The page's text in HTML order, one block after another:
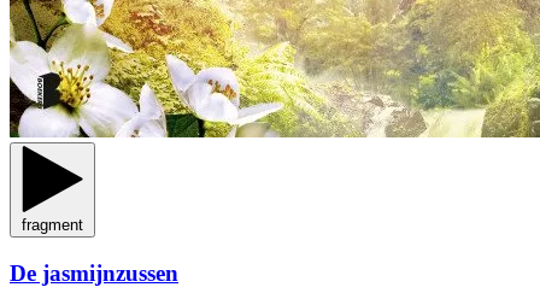
fragment
De jasmijnzussen